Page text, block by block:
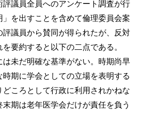
評議員全員へのアンケート調査が行
」を出すことを含めて倫理委員会案
評議員から賛同が得られたが、反対
要約すると以下の二点である。
は未だ明確な基準がない。時期尚早
期に学会としての立場を表明する
どころとして行政に利用されかねな
期は老年医学会だけが責任を負う